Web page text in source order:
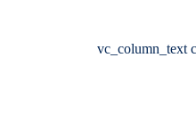
[vc_row 0=””][vc_column width=”2/